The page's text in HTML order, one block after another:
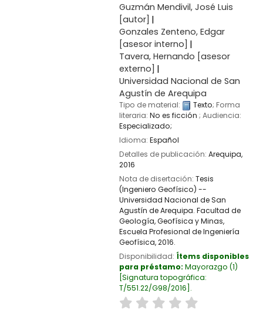
Guzmán Mendivil, José Luis
[autor]
Gonzales Zenteno, Edgar
[asesor interno]
Tavera, Hernando [asesor
externo]
Universidad Nacional de San
Agustín de Arequipa
Tipo de material: Texto; Forma
literaria: No es ficción ; Audiencia:
Especializado;
Idioma: Español
Detalles de publicación: Arequipa,
2016
Nota de disertación: Tesis
(Ingeniero Geofísico) --
Universidad Nacional de San
Agustín de Arequipa. Facultad de
Geología, Geofísica y Minas,
Escuela Profesional de Ingeniería
Geofísica, 2016.
Disponibilidad: Ítems disponibles
para préstamo: Mayorazgo (1)
Signatura topográfica:
T/551.22/G98/2016 .